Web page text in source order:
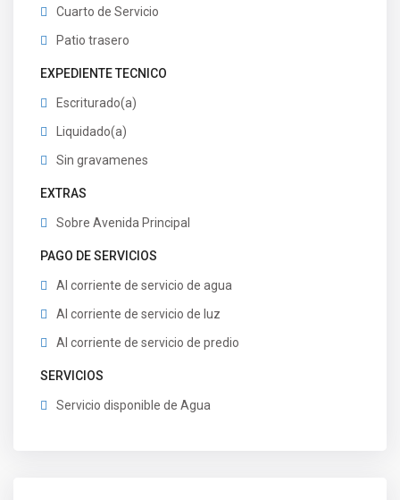
Cuarto de Servicio
Patio trasero
EXPEDIENTE TECNICO
Escriturado(a)
Liquidado(a)
Sin gravamenes
EXTRAS
Sobre Avenida Principal
PAGO DE SERVICIOS
Al corriente de servicio de agua
Al corriente de servicio de luz
Al corriente de servicio de predio
SERVICIOS
Servicio disponible de Agua